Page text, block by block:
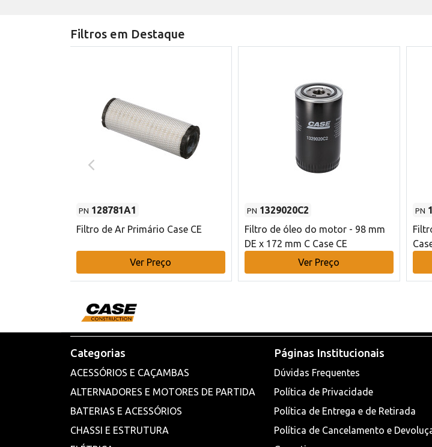
Filtros em Destaque
PN 128781A1
Filtro de Ar Primário Case CE
Ver Preço
PN 1329020C2
Filtro de óleo do motor - 98 mm
DE x 172 mm C Case CE
Ver Preço
PN
Categorias
ACESSÓRIOS E CAÇAMBAS
ALTERNADORES E MOTORES DE PARTIDA
BATERIAS E ACESSÓRIOS
CHASSI E ESTRUTURA
Páginas Institucionais
Dúvidas Frequentes
Política de Privacidade
Política de Entrega e de Retirada
Política de Cancelamento e